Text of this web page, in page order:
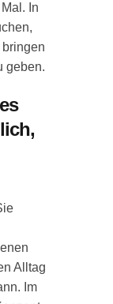
In
geben.
Alltag
Im